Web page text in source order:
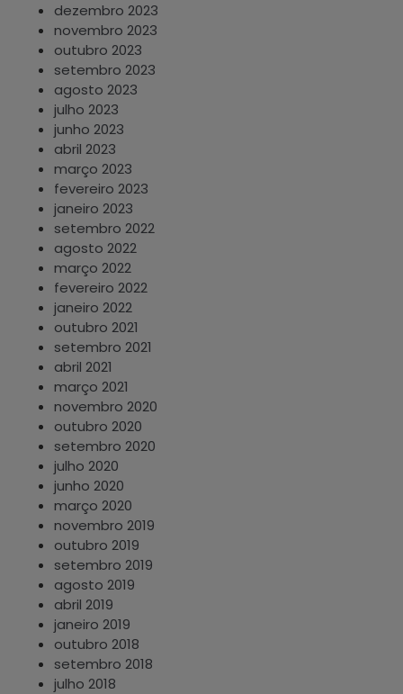
dezembro 2023
novembro 2023
outubro 2023
setembro 2023
agosto 2023
julho 2023
junho 2023
abril 2023
março 2023
fevereiro 2023
janeiro 2023
setembro 2022
agosto 2022
março 2022
fevereiro 2022
janeiro 2022
outubro 2021
setembro 2021
abril 2021
março 2021
novembro 2020
outubro 2020
setembro 2020
julho 2020
junho 2020
março 2020
novembro 2019
outubro 2019
setembro 2019
agosto 2019
abril 2019
janeiro 2019
outubro 2018
setembro 2018
julho 2018